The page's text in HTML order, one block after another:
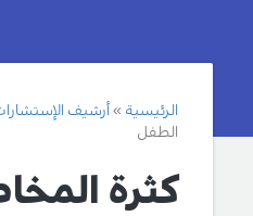
الرئيسية أرشيف
الطفل
كثرة